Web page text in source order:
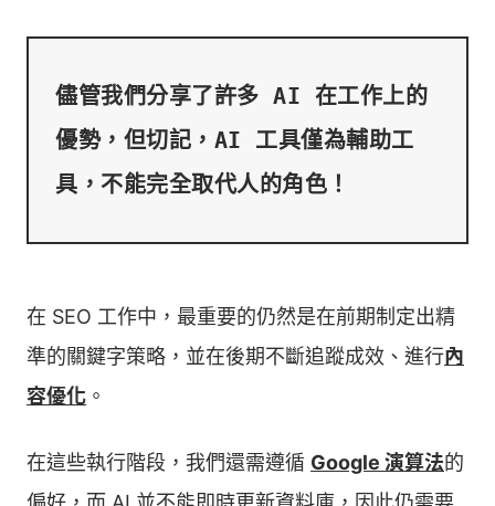
儘管我們分享了許多 AI 在工作上的
優勢，但切記，AI 工具僅為輔助工
在 SEO 工作中，最重要的仍然是在前期制定出精
準的關鍵字策略，並在後期不斷追蹤成效、進行內
容優化 。
在這些執行階段，我們還需遵循 Google 演算法的